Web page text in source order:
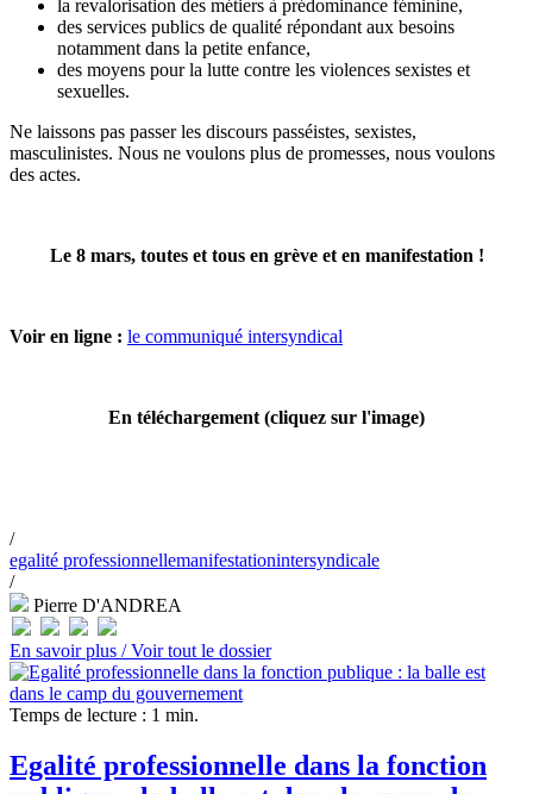
la revalorisation des métiers à prédominance féminine,
des services publics de qualité répondant aux besoins
notamment dans la petite enfance,
des moyens pour la lutte contre les violences sexistes et
sexuelles.
Ne laissons pas passer les discours passéistes, sexistes,
masculinistes. Nous ne voulons plus de promesses, nous voulons
des actes.
Le 8 mars, toutes et tous en grève et en manifestation !
Voir en ligne : le communiqué intersyndical
En téléchargement (cliquez sur l'image)
/
egalité professionnellemanifestationintersyndicale
/
Pierre D'ANDREA
En savoir plus /Voir tout le dossier
Temps de lecture : 1 min.
Egalité professionnelle dans la fonction